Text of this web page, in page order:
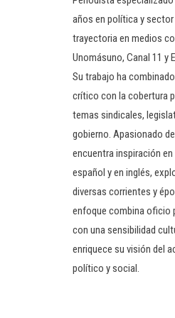
años en política y
trayectoria en medios
Unomásuno, Canal 11 y
Su trabajo ha
crítico con la cobertura
temas sindicales,
gobierno. Apasionado
encuentra inspiración en
español y en inglés,
diversas corrientes y
enfoque combina oficio
con una sensibilidad
enriquece su visión del
político y social.